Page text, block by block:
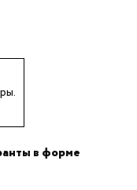
в форме